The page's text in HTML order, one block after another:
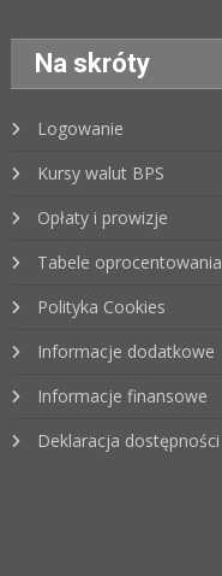
Na skróty
Logowanie
Kursy walut BPS
Opłaty i prowizje
Tabele oprocentowania
Polityka Cookies
Informacje dodatkowe
Informacje finansowe
Deklaracja dostępności